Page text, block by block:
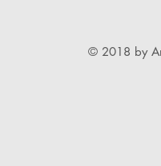
© 2018 by